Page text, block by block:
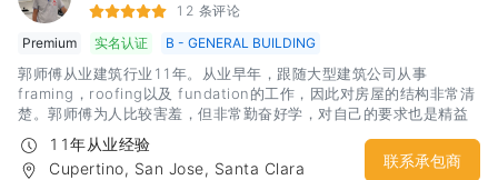
12 条评论
Premium
实名认证 B - GENERAL BUILDING
郭师傅从业建筑行业11年。从业早年，跟随大型建筑公司从事
framing，roofing以及 fundation的工作，因此对房屋的结构非常清
楚。郭师傅为人比较害羞，但非常勤奋好学，对自己的要求也是精益
求精，同时做工非常认真可靠。尤其是数年在大公司锻炼的经历，让
郭师傅可以独立完成
11年从业经验
Cupertino, San Jose, Santa Clara
联系承包商